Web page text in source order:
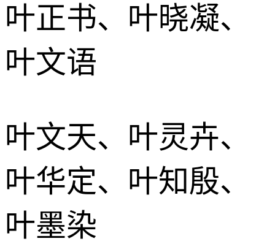
叶正书、叶晓凝、
叶文语
叶文天、叶灵卉、
叶华定、叶知殷、
叶墨染